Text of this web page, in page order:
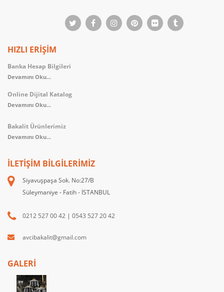
HIZLI ERİŞİM
Banka Hesap Bilgileri
Devamını Oku...
Online Dijital Katalog
Devamını Oku...
Bakalit Ürünlerimiz
Devamını Oku...
İLETIŞIM BILGILERIMIZ
Siyavuşpaşa Sok. No:27/B
Süleymaniye - Fatih - İSTANBUL
0212 527 00 42 | 0543 527 20 42
avcibakalit@gmail.com
GALERİ